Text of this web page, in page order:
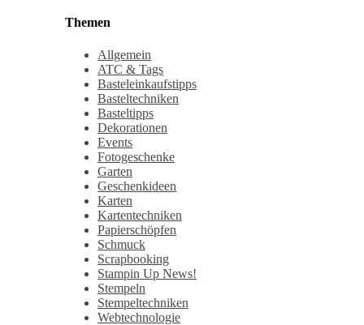
Themen
Allgemein
ATC & Tags
Basteleinkaufstipps
Basteltechniken
Basteltipps
Dekorationen
Events
Fotogeschenke
Garten
Geschenkideen
Karten
Kartentechniken
Papierschöpfen
Schmuck
Scrapbooking
Stampin Up News!
Stempeln
Stempeltechniken
Webtechnologie